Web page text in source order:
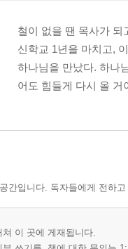
지키다
, 해답은 멈춤에 있다 186
론은 믿음으로 써야 한다
어도, 마음은 하늘에 두어
철이 없을 땐 목사가 되
신학교 1년을 마치고,
하나님을 만났다. 하나
어도 힘들게 다시 올 거
간입니다. 독자들에게 전하
이 곳에 게재됩니다.